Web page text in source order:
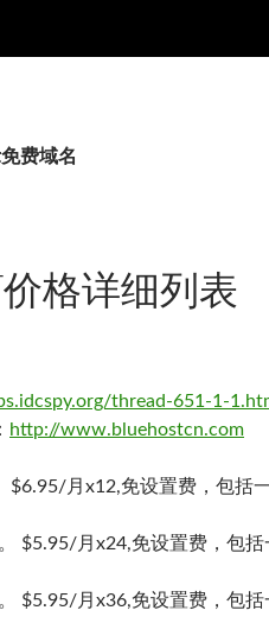
费域名
价格详细列表
thread-651-1-
http://www.bluehostcn.com
$6.95/月x12,免设置费，包括
$5.95/月x24,免设置费，包括
$5.95/月x36,免设置费，包括